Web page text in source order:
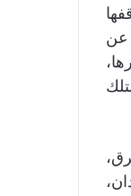
عن